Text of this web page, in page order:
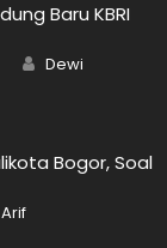
Baru KBRI
Author
Dewi
Bogor, Soal
Author
Arif